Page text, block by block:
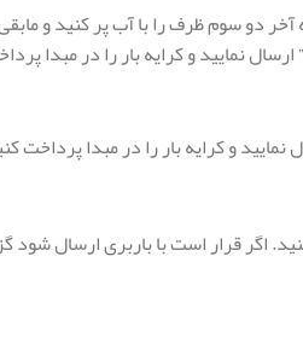
آخر دو سوم ظرف را با آب پر کنید و
نمایید و کرایه بار را در مبدا
اگر قرار است با باربری ارسال شود